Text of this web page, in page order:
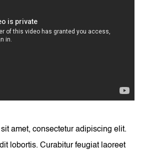
amet, consectetur adipiscing elit.
lobortis. Curabitur feugiat laoreet